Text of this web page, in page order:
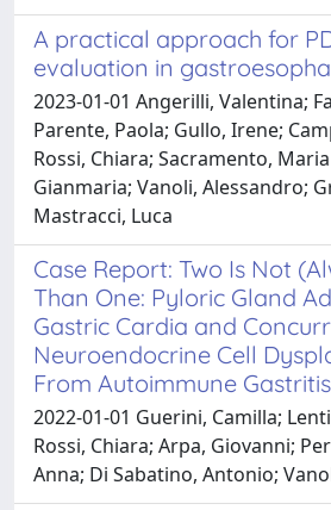
A practical approach for
evaluation in
2023-01-01 Angerilli, Valentina;
Parente, Paola; Gullo, Irene;
Rossi, Chiara; Sacramento,
Gianmaria; Vanoli, Alessandro;
Mastracci, Luca
Case Report: Two Is Not
Than One: Pyloric Gland
Gastric Cardia and
Neuroendocrine Cell
From Autoimmune Gastritis
2022-01-01 Guerini, Camilla;
Rossi, Chiara; Arpa, Giovanni;
Anna; Di Sabatino, Antonio;